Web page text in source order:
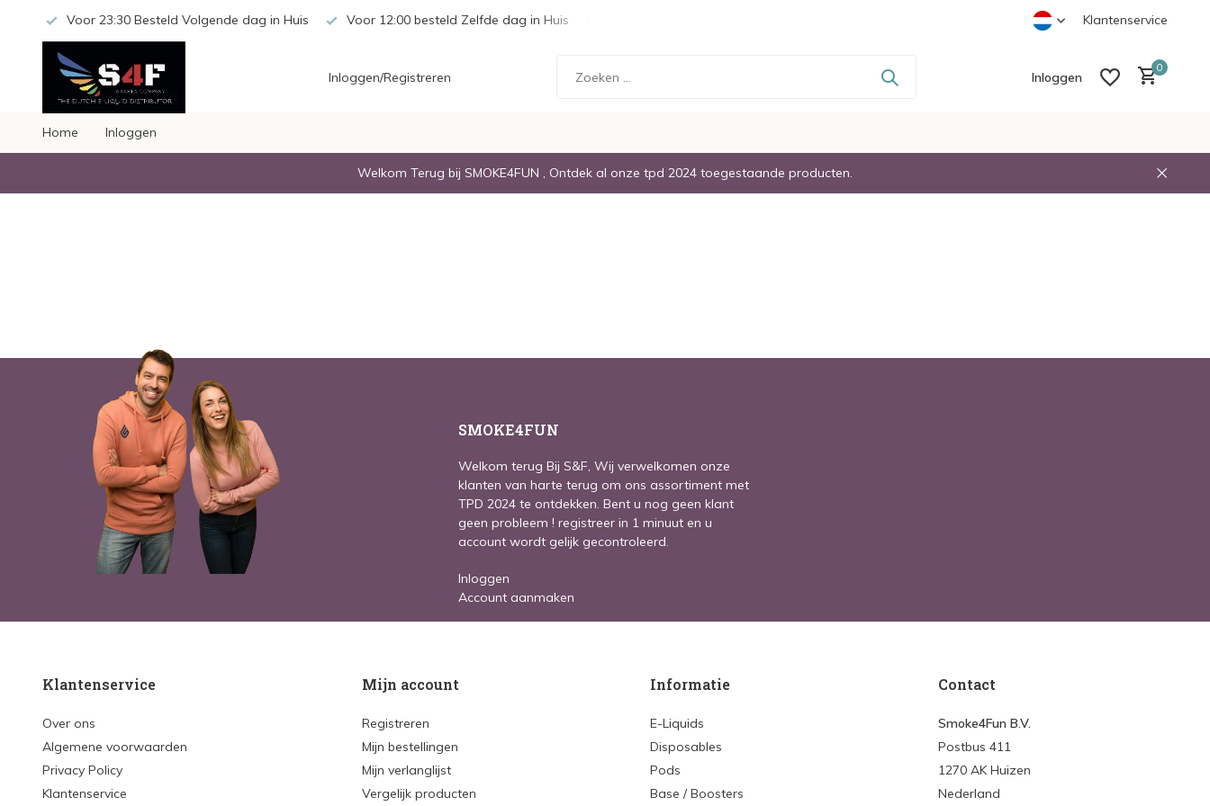
Voor 23:30 Besteld Volgende dag in Huis Voor 12:00 besteld Zelfde dag in Huis Voor 23:30 Besteld Volgende dag in HuisKlantenservice
Inloggen/Registreren Inloggen
0
Home Inloggen
Welkom Terug bij SMOKE4FUN , Ontdek al onze tpd 2024 toegestaande producten.
SMOKE4FUN
Welkom terug Bij S&F, Wij verwelkomen onze
klanten van harte terug om ons assortiment met
TPD 2024 te ontdekken. Bent u nog geen klant
geen probleem ! registreer in 1 minuut en u
account wordt gelijk gecontroleerd.
Inloggen
Account aanmaken
Klantenservice
Over ons
Algemene voorwaarden
Privacy Policy
Klantenservice
Mijn account
Registreren
Mijn bestellingen
Mijn verlanglijst
Vergelijk producten
Informatie
E-Liquids
Disposables
Pods
Base / Boosters
Contact
Smoke4Fun B.V.
Postbus 411
1270 AK Huizen
Nederland